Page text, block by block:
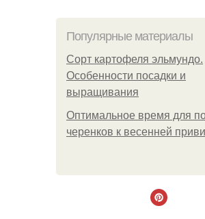
Популярные материалы
Сорт картофеля эльмундо.
Особенности посадки и
выращивания
Оптимальное время для
черенков к весенней